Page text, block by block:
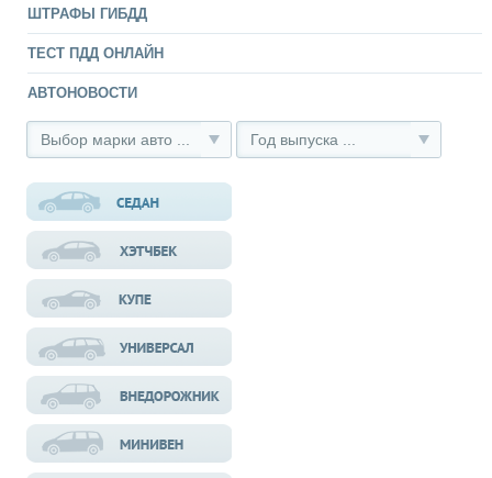
ШТРАФЫ ГИБДД
ТЕСТ ПДД ОНЛАЙН
АВТОНОВОСТИ
Выбор марки авто ... Год выпуска ...